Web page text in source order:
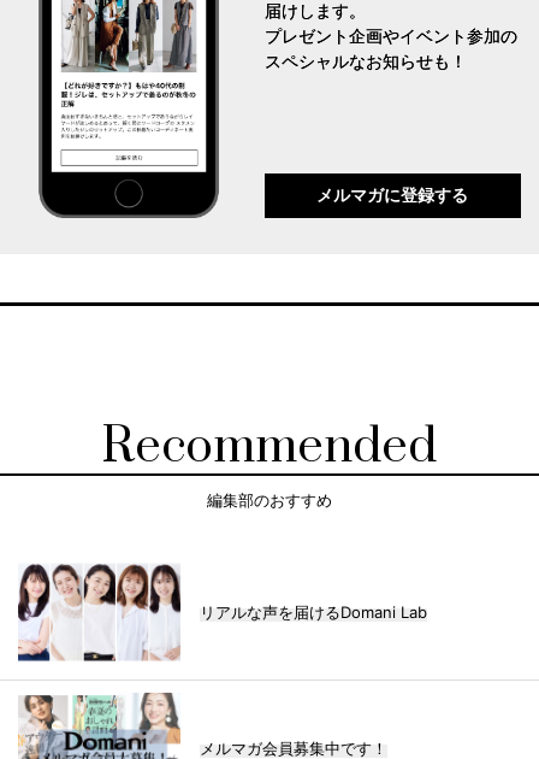
届けします。
プレゼント企画やイベント参加の
スペシャルなお知らせも！
メルマガに登録する
Recommended
編集部のおすすめ
リアルな声を届けるDomani Lab
メルマガ会員募集中です！